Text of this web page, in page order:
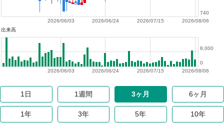
2026/08/06
2026/07/15
2026/06/24
2026/06/03
740
出来高
2026/08/06
2026/07/15
2026/06/24
2026/06/03
0
8,000
1日 1週間 3ヶ月 6ヶ月
1年 3年 5年 10年